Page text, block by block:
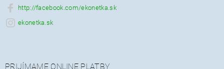
http://facebook.com/ekonetka.sk
ekonetka.sk
PRIJÍMAME ONLINE PLATBY